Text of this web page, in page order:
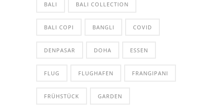
BALI BALI COLLECTION
BALI COPI BANGLI COVID
DENPASAR DOHA ESSEN
FLUG FLUGHAFEN FRANGIPANI
FRÜHSTÜCK GARDEN